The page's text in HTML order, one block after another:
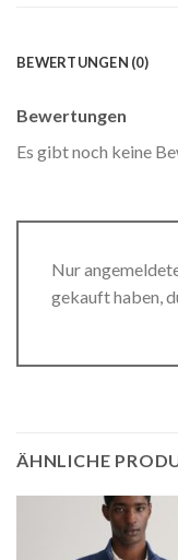
BEWERTUNGEN (0)
Bewertungen
Es gibt noch keine
Nur
gekauft haben,
ÄHNLICHE